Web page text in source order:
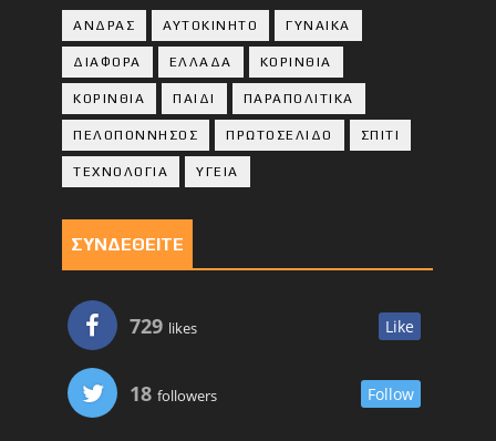
ΑΝΔΡΑΣ ΑΥΤΟΚΙΝΗΤΟ ΓΥΝΑΙΚΑ
ΔΙΑΦΟΡΑ ΕΛΛΑΔΑ ΚΟΡΙΝΘΙΑ
ΚΟΡΙΝΘΙA ΠΑΙΔΙ ΠΑΡΑΠΟΛΙΤΙΚΑ
ΠΕΛΟΠΟΝΝΗΣΟΣ ΠΡΩΤΟΣΕΛΙΔΟ ΣΠΙΤΙ
ΤΕΧΝΟΛΟΓΙΑ ΥΓΕΙΑ
ΣΥΝΔΕΘΕΙΤΕ
729 likes Like
18 followers Follow